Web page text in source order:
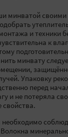
минватой
и техники
к
минвату
Упаковку
перед
и не потеряла
свойства.
необходимо